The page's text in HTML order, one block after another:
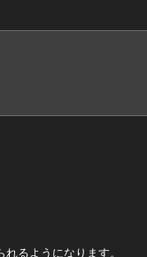
るようになります。